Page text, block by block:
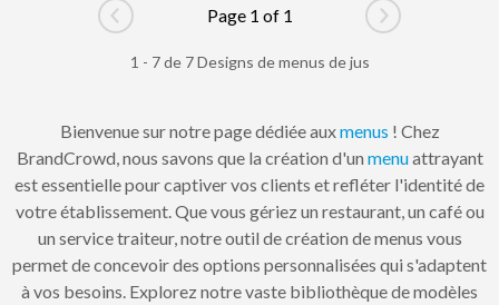
Go to previous page
Page 1 of 1
Go to next
1 - 7 de 7 Designs de menus de jus
Bienvenue sur notre page dédiée auxmenus ! Chez
BrandCrowd, nous savons que la création d'un menuattrayant
est essentielle pour captiver vos clients et refléter l'identité de
votre établissement. Que vous gériez un restaurant, un café ou
un service traiteur, notre outil de création de menus vous
permet de concevoir des options personnalisées qui s'adaptent
à vos besoins. Explorez notre vaste bibliothèque de modèles